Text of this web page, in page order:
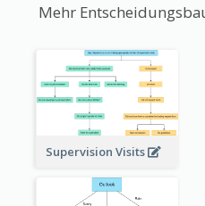
Mehr
Supervision Visits